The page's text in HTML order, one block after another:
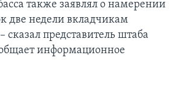
также заявлял о намерении
две недели вкладчикам
сказал представитель штаба
информационное